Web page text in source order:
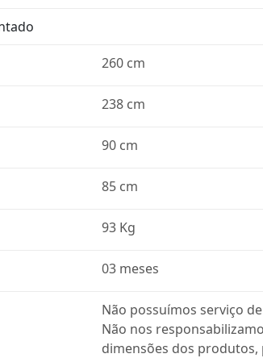
260 cm
238 cm
90 cm
85 cm
93 Kg
03 meses
Não possuímos serviço
Não nos
dimensões dos